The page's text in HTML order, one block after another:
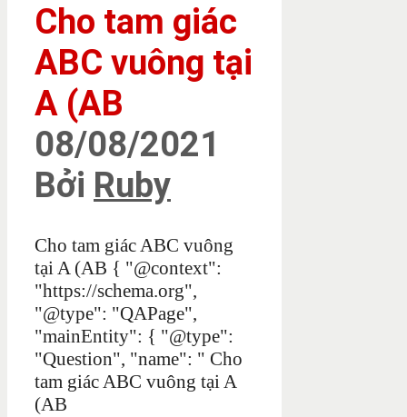
Cho tam giác
ABC vuông tại
A (AB
08/08/2021
Bởi Ruby
Cho tam giác ABC vuông
tại A (AB { "@context":
"https://schema.org",
"@type": "QAPage",
"mainEntity": { "@type":
"Question", "name": " Cho
tam giác ABC vuông tại A
(AB